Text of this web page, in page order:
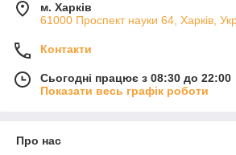
м. Харків
61000 Проспект науки 64, Харків,
Контакти
Сьогодні працює з 08:30 до 22:00
Показати весь графік роботи
Про нас